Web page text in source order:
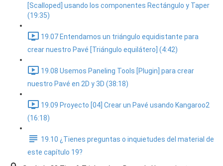
[Scalloped] usando los componentes Rectángulo y Taper
(19:35)
19.07 Entendamos un triángulo equidistante para
crear nuestro Pavé [Triángulo equilátero] (4:42)
19.08 Usemos Paneling Tools [Plugin] para crear
nuestro Pavé en 2D y 3D (38:18)
19.09 Proyecto [04] Crear un Pavé usando Kangaroo2
(16:18)
19.10 ¿Tienes preguntas o inquietudes del material de
este capítulo 19?